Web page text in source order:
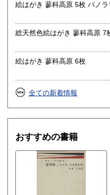
取り扱い分野
哲学宗教、歴史、社会科学、
ブカルチャー、古書一般（そ
絵はがき 蓼科高原 5枚 パノ
総天然色絵はがき 蓼科高原 7
絵はがき 蓼科高原 6枚
全ての新着情報
おすすめの書籍